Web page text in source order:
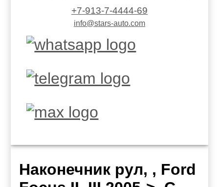
+7-913-7-4444-69
info@stars-auto.com
Наконечник рул, , Ford